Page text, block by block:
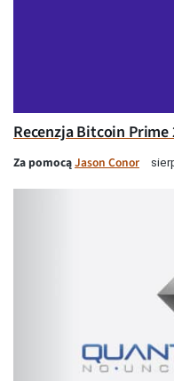
Recenzja Bitcoin Prime
Za pomocąJason Conor